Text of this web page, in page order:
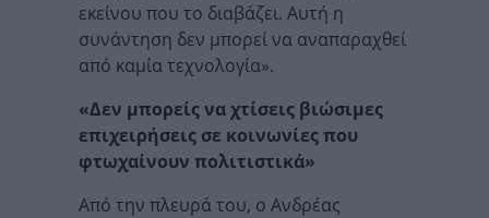
εκείνου που το διαβάζει. Αυτή η
συνάντηση δεν μπορεί να αναπαραχθεί
από καμία τεχνολογία».
«Δεν μπορείς να χτίσεις βιώσιμες
επιχειρήσεις σε κοινωνίες που
φτωχαίνουν πολιτιστικά»
Από την πλευρά του, ο Ανδρέας